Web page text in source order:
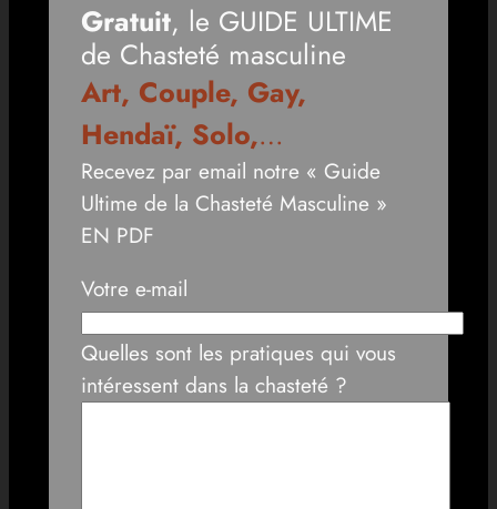
Gratuit, le GUIDE ULTIME
de Chasteté masculine
Art, Couple, Gay,
Hendaï, Solo,…
Recevez par email notre « Guide
Ultime de la Chasteté Masculine »
EN PDF
Votre e-mail
Quelles sont les pratiques qui vous
intéressent dans la chasteté ?